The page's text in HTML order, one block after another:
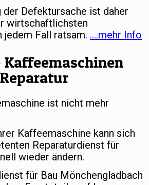
der Defektursache ist daher
wirtschaftlichsten
jedem Fall ratsam. ….mehr Info
Kaffeemaschinen
Reparatur
ist nicht mehr
Kaffeemaschine kann sich
Reparaturdienst für
wieder ändern.
für Bau Mönchengladbach